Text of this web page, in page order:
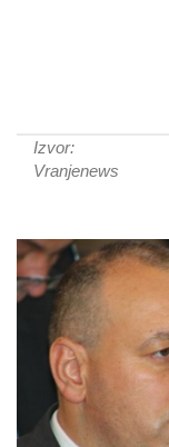
Izvor:
Vranjenews